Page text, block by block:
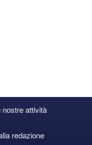
nostre attività
redazione